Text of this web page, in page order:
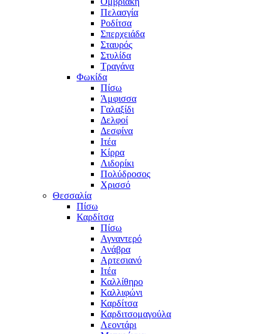
Πελασγία
Ροδίτσα
Σπερχειάδα
Σταυρός
Στυλίδα
Τραγάνα
Φωκίδα
Πίσω
Άμφισσα
Γαλαξίδι
Δελφοί
Δεσφίνα
Ιτέα
Κίρρα
Λιδορίκι
Πολύδροσος
Χρισσό
Θεσσαλία
Πίσω
Καρδίτσα
Πίσω
Αγναντερό
Ανάβρα
Αρτεσιανό
Ιτέα
Καλλίθηρο
Καλλιφώνι
Καρδίτσα
Καρδιτσομαγούλα
Λεοντάρι